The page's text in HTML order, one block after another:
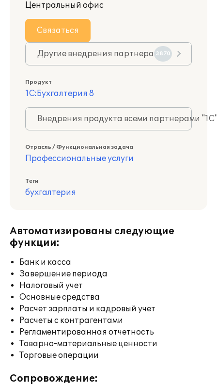
Центральный офис
Связаться
Другие внедрения партнера 3870
Продукт
1С:Бухгалтерия 8
Внедрения продукта всеми партнерами
Отрасль / Функциональная задача
Профессиональные услуги
Теги
бухгалтерия
Автоматизированы следующие
функции:
Банк и касса
Завершение периода
Налоговый учет
Основные средства
Расчет зарплаты и кадровый учет
Расчеты с контрагентами
Регламентированная отчетность
Товарно-материальные ценности
Торговые операции
Сопровождение: